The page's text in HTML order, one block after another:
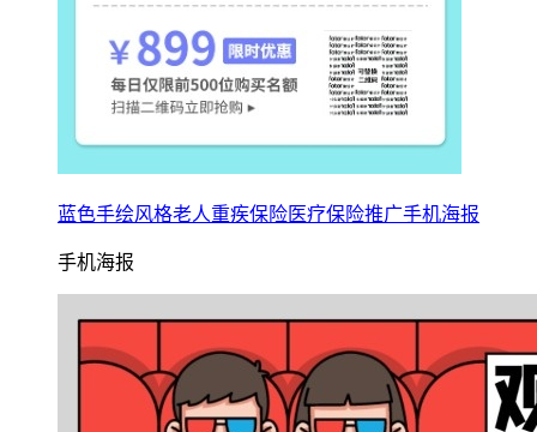
蓝色手绘风格老人重疾保险医疗保险推广手机海报
手机海报